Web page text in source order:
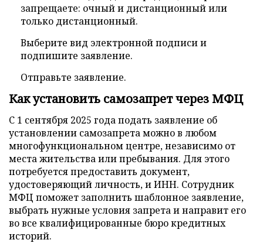
запрещаете: очный и дистанционный или
только дистанционный.
Выберите вид электронной подписи и
подпишите заявление.
Отправьте заявление.
Как установить самозапрет через МФЦ
С 1 сентября 2025 года подать заявление об
установлении самозапрета можно в любом
многофункциональном центре, независимо от
места жительства или пребывания. Для этого
потребуется предоставить документ,
удостоверяющий личность, и ИНН. Сотрудник
МФЦ поможет заполнить шаблонное заявление,
выбрать нужные условия запрета и направит его
во все квалифицированные бюро кредитных
историй.